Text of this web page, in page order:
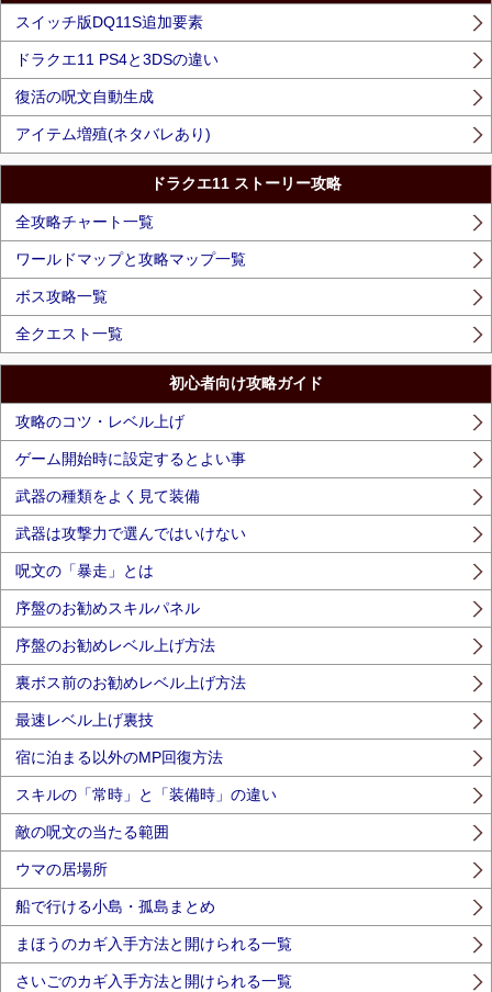
スイッチ版DQ11S追加要素
ドラクエ11 PS4と3DSの違い
復活の呪文自動生成
アイテム増殖(ネタバレあり)
ドラクエ11 ストーリー攻略
全攻略チャート一覧
ワールドマップと攻略マップ一覧
ボス攻略一覧
全クエスト一覧
初心者向け攻略ガイド
攻略のコツ・レベル上げ
ゲーム開始時に設定するとよい事
武器の種類をよく見て装備
武器は攻撃力で選んではいけない
呪文の「暴走」とは
序盤のお勧めスキルパネル
序盤のお勧めレベル上げ方法
裏ボス前のお勧めレベル上げ方法
最速レベル上げ裏技
宿に泊まる以外のMP回復方法
スキルの「常時」と「装備時」の違い
敵の呪文の当たる範囲
ウマの居場所
船で行ける小島・孤島まとめ
まほうのカギ入手方法と開けられる一覧
さいごのカギ入手方法と開けられる一覧